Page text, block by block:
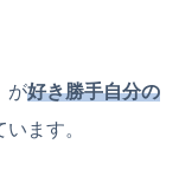
が好き勝手自分の
ます。